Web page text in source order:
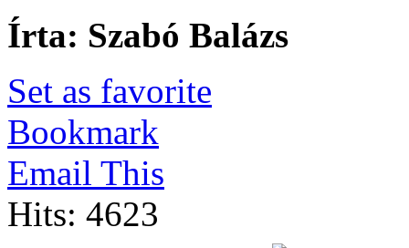
Írta: Szabó Balázs
Set as favorite
Bookmark
Email This
Hits: 4623